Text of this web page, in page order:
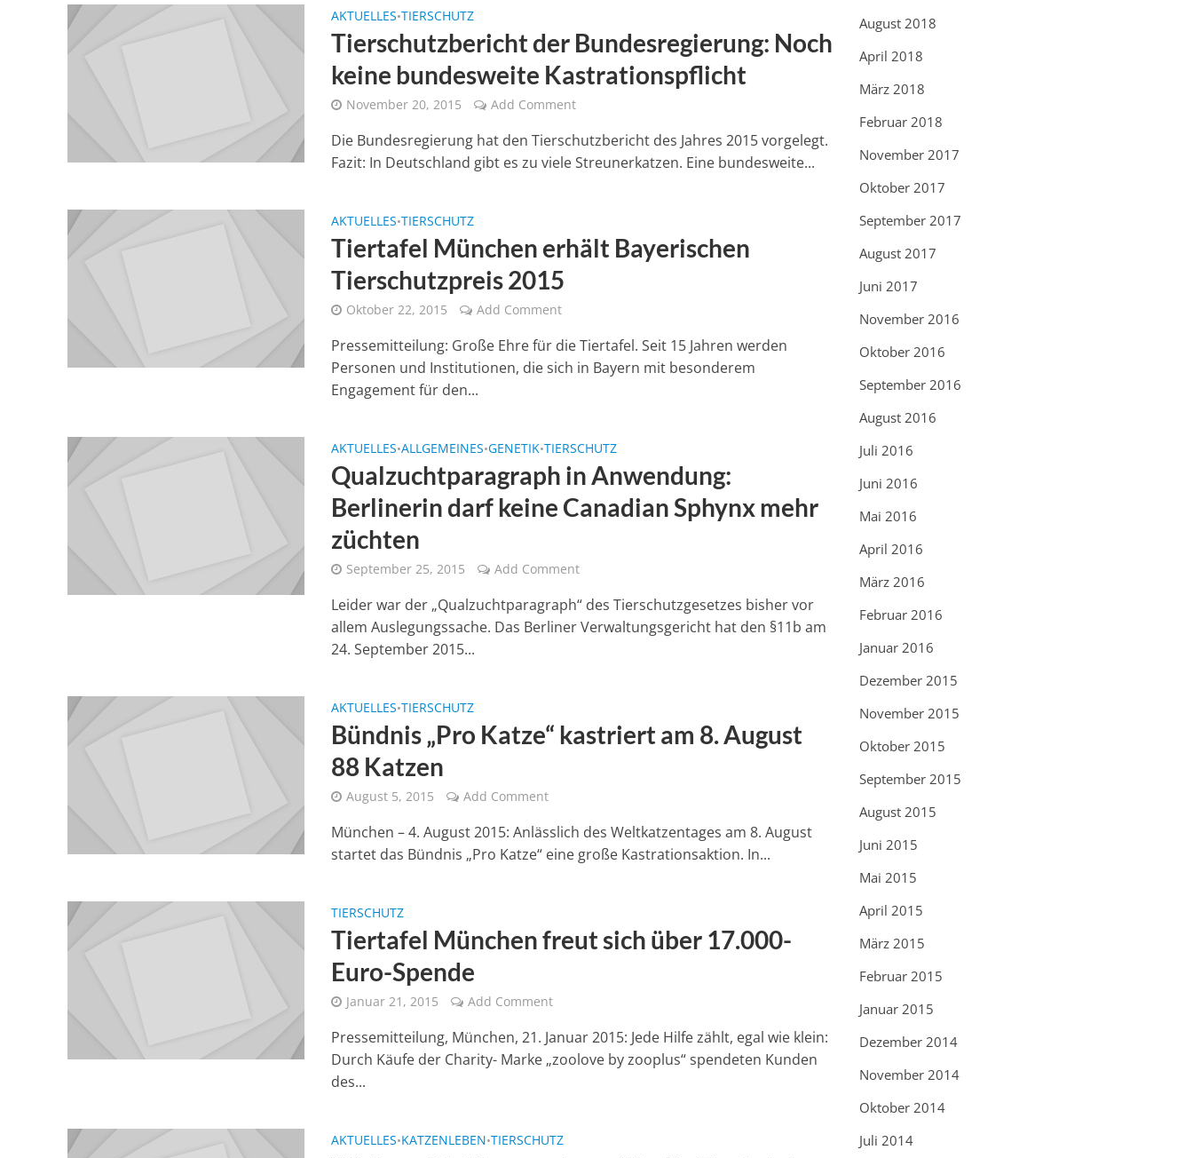
AKTUELLES•TIERSCHUTZ
Tierschutzbericht der Bundesregierung: Noch
keine bundesweite Kastrationspflicht
November 20, 2015 Add Comment
Die Bundesregierung hat den Tierschutzbericht des Jahres 2015 vorgelegt.
Fazit: In Deutschland gibt es zu viele Streunerkatzen. Eine bundesweite...
AKTUELLES•TIERSCHUTZ
Tiertafel München erhält Bayerischen
Tierschutzpreis 2015
Oktober 22, 2015 Add Comment
Pressemitteilung: Große Ehre für die Tiertafel. Seit 15 Jahren werden
Personen und Institutionen, die sich in Bayern mit besonderem
Engagement für den...
AKTUELLES•ALLGEMEINES•GENETIK•TIERSCHUTZ
Qualzuchtparagraph in Anwendung:
Berlinerin darf keine Canadian Sphynx mehr
züchten
September 25, 2015 Add Comment
Leider war der „Qualzuchtparagraph“ des Tierschutzgesetzes bisher vor
allem Auslegungssache. Das Berliner Verwaltungsgericht hat den §11b am
24. September 2015...
AKTUELLES•TIERSCHUTZ
Bündnis „Pro Katze“ kastriert am 8. August
88 Katzen
August 5, 2015 Add Comment
München – 4. August 2015: Anlässlich des Weltkatzentages am 8. August
startet das Bündnis „Pro Katze“ eine große Kastrationsaktion. In...
TIERSCHUTZ
Tiertafel München freut sich über 17.000-
Euro-Spende
Januar 21, 2015 Add Comment
Pressemitteilung, München, 21. Januar 2015: Jede Hilfe zählt, egal wie klein:
Durch Käufe der Charity- Marke „zoolove by zooplus“ spendeten Kunden
des...
AKTUELLES•KATZENLEBEN•TIERSCHUTZ
August 2018
April 2018
März 2018
Februar 2018
November 2017
Oktober 2017
September 2017
August 2017
Juni 2017
November 2016
Oktober 2016
September 2016
August 2016
Juli 2016
Juni 2016
Mai 2016
April 2016
März 2016
Februar 2016
Januar 2016
Dezember 2015
November 2015
Oktober 2015
September 2015
August 2015
Juni 2015
Mai 2015
April 2015
März 2015
Februar 2015
Januar 2015
Dezember 2014
November 2014
Oktober 2014
Juli 2014